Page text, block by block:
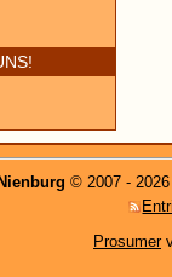
© 2007 -
Prosumer